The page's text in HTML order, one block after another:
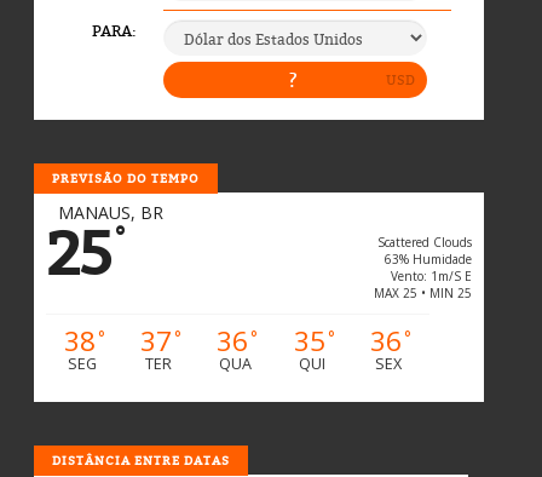
PREVISÃO DO TEMPO
MANAUS, BR
25°
Scattered Clouds
63% Humidade
Vento: 1m/s E
MAX 25 • MIN 25
38°
SEG
37°
TER
36°
QUA
35°
QUI
36°
SEX
DISTÂNCIA ENTRE DATAS